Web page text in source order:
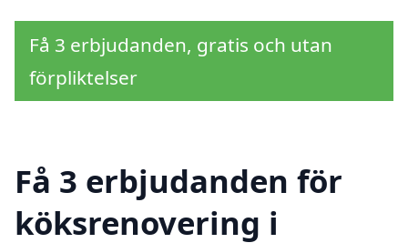
Få 3 erbjudanden, gratis och utan
förpliktelser
Få 3 erbjudanden för
köksrenovering i